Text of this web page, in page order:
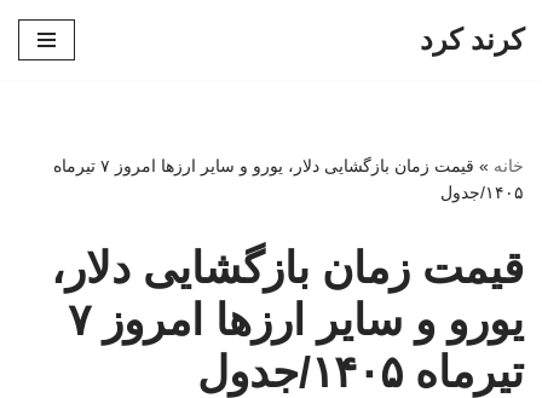
کرند کرد
خانه »
قیمت زمان بازگشایی دلار، یورو و سایر ارزها امروز ۷ تیرماه
۱۴۰۵/جدول
قیمت زمان بازگشایی دلار،
یورو و سایر ارزها امروز ۷
تیرماه ۱۴۰۵/جدول